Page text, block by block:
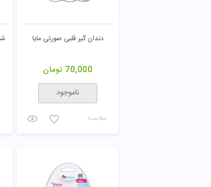
دندان گیر قلبی صورتی مایا
70,000 تومان
ناموجود
مقایسـه